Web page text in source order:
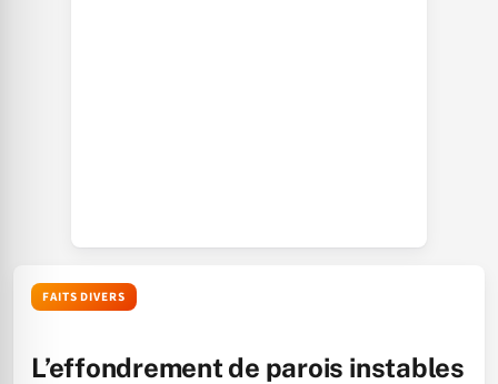
FAITS DIVERS
L’effondrement de parois instables